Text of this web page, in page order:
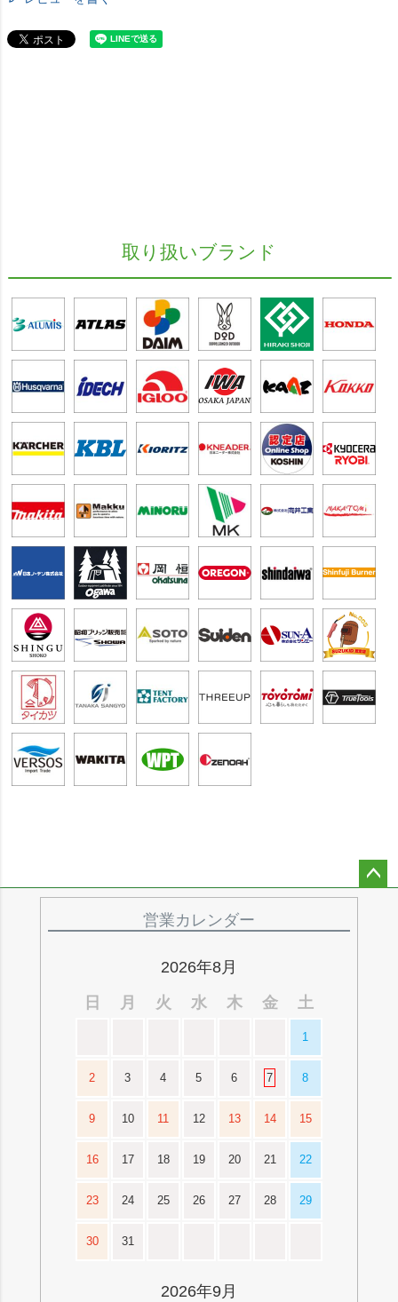
取り扱いブランド
営業カレンダー
2026年8月
日
月 火 水 木 金 土
1
2 3 4 5 6 7 8
9 10 11 12 13 14 15
16 17 18 19 20 21 22
23 24 25 26 27 28 29
30 31
2026年9月